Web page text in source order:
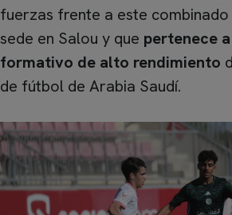
fuerzas frente a este combinado
sede en Salou y que pertenece
formativo de alto rendimiento
de fútbol de Arabia Saudí.